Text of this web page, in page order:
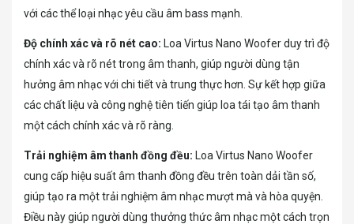
với các thể loại nhạc yêu cầu âm bass mạnh.
Độ chính xác và rõ nét cao: Loa Virtus Nano Woofer duy trì độ
chính xác và rõ nét trong âm thanh, giúp người dùng tận
hưởng âm nhạc với chi tiết và trung thực hơn. Sự kết hợp giữa
các chất liệu và công nghệ tiên tiến giúp loa tái tạo âm thanh
một cách chính xác và rõ ràng.
Trải nghiệm âm thanh đồng đều: Loa Virtus Nano Woofer
cung cấp hiệu suất âm thanh đồng đều trên toàn dải tần số,
giúp tạo ra một trải nghiệm âm nhạc mượt mà và hòa quyện.
Điều này giúp người dùng thưởng thức âm nhạc một cách trọn